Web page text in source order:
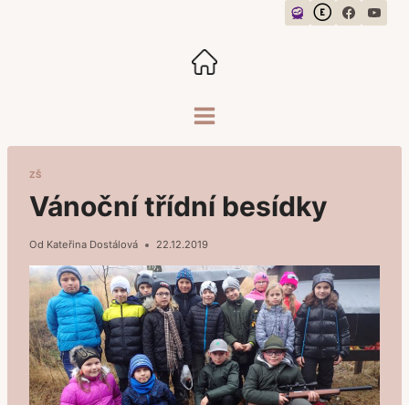
ZŠ
Vánoční třídní besídky
Od Kateřina Dostálová 22.12.2019